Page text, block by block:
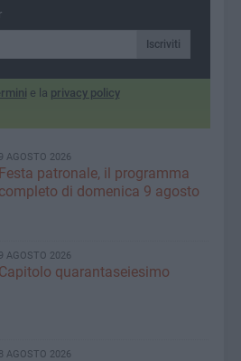
Iscriviti
e la privacy policy
9 AGOSTO 2026
Festa patronale, il programma
completo di domenica 9 agosto
9 AGOSTO 2026
Capitolo quarantaseiesimo
8 AGOSTO 2026